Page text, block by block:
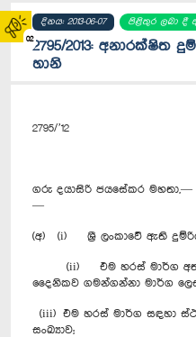
02
දිනය: 2013-06-07 පිළිතුර ලබා දී
2795/2013: අනාරක්ෂිත
හානි
2795/’12
ගරු දයාසිරි ජයසේකර මහතා,—
—
(අ) (i) ශ්‍රී ලංකාවේ ඇති දුම්රිය
(ii) එම හරස් මාර්ග
දෛනිකව ගමන්ගන්නා මාර්ග
(iii) එම හරස් මාර්ග සඳහා
සංඛ්‍යාව;